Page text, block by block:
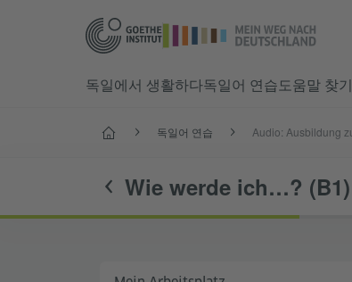
독일에서 생활하다독일어 연습도움말 찾기
시작 독일어 연습
Wie werde ich…? (B1)